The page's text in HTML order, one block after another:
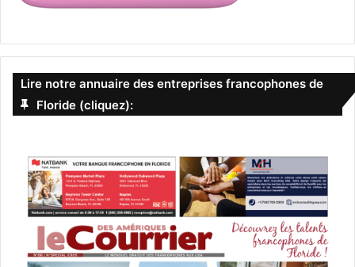
Lire notre annuaire des entreprises francophones de
Floride (cliquez):